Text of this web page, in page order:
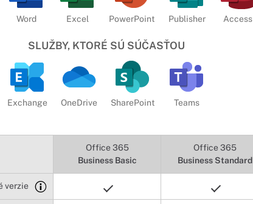
Word Excel PowerPoint Publisher Access
SLUŽBY, KTORÉ SÚ SÚČASŤOU
Exchange OneDrive SharePoint Teams
Office 365
Business Basic
Office 365
Business Standard
verzie